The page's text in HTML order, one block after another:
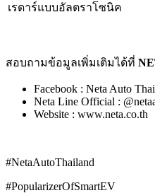
เรดาร์แบบอัลตราโซนิค
สอบถามข้อมูลเพิ่มเติมได้ที่
Facebook : Neta Auto
Neta Line Official :
Website : www.neta.co.th
#NetaAutoThailand
#PopularizerOfSmartEV